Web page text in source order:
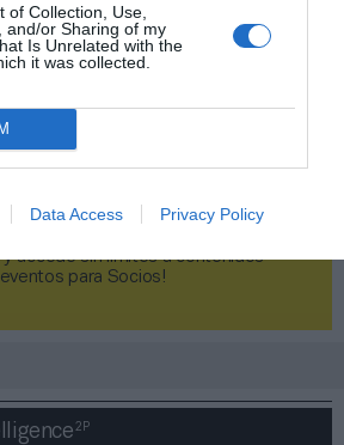
of Collection, Use,
and/or Sharing of my
Is Unrelated with the
it was collected.
Data Access Privacy Policy
y accede sin límites a contenidos
para Socios!​​​​​​​
2P